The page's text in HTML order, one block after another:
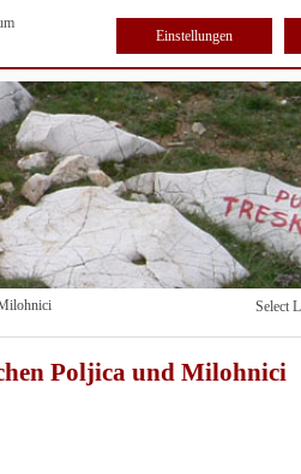
Einstellungen
Select
Poljica und Milohnici